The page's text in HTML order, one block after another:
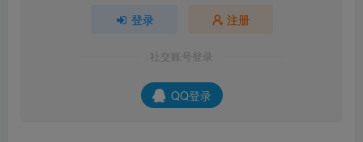
登录 注册
社交账号登录
QQ登录